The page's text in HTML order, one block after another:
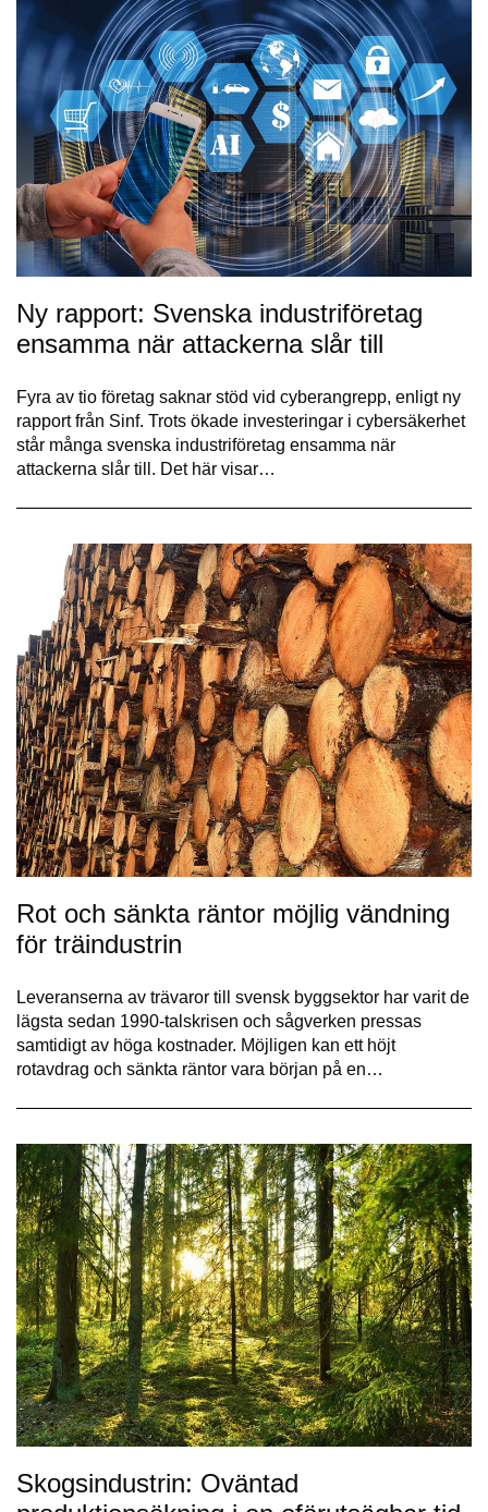
Ny rapport: Svenska industriföretag
ensamma när attackerna slår till
Fyra av tio företag saknar stöd vid cyberangrepp, enligt ny
rapport från Sinf. Trots ökade investeringar i cybersäkerhet
står många svenska industriföretag ensamma när
attackerna slår till. Det här visar…
Rot och sänkta räntor möjlig vändning
för träindustrin
Leveranserna av trävaror till svensk byggsektor har varit de
lägsta sedan 1990-talskrisen och sågverken pressas
samtidigt av höga kostnader. Möjligen kan ett höjt
rotavdrag och sänkta räntor vara början på en…
Skogsindustrin: Oväntad